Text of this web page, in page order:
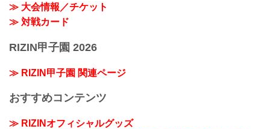
≫ 大会情報／チケット
≫ 対戦カード
RIZIN甲子園 2026
≫ RIZIN甲子園 関連ページ
おすすめコンテンツ
≫ RIZINオフィシャルグッズ